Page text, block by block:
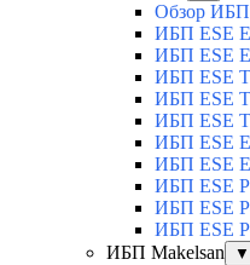
Обзор ИБП
ИБП ESE
ИБП ESE
ИБП ESE
ИБП ESE
ИБП ESE
ИБП ESE
ИБП ESE
ИБП ESE
ИБП ESE
ИБП ESE
ИБП Makelsan
▼